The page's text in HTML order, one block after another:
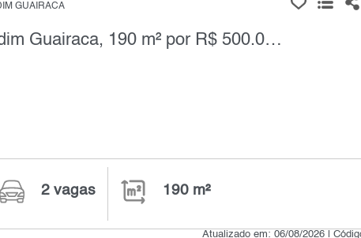
GUAIRACA
Sobrado, 4 Quartos à Venda, Jardim Guairaca, 190 m² por R$ 500.000,00
2 vagas 190 m²
Atualizado em: 06/08/2026 |